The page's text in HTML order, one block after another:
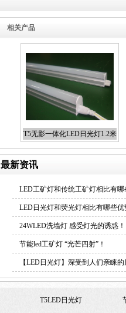
相关产品
T5无影一体化LED日光灯1.2米
最新资讯
LED工矿灯和传统工矿灯相比有
LED日光灯和荧光灯相比有哪些优
24WLED洗墙灯 感受灯光的诱惑！
节能led工矿灯 “光芒四射”！
【LED日光灯】深受到人们亲睐
T5LED日光灯